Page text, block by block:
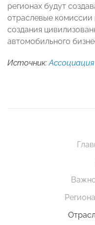
регионах будут
отраслевые
создания
автомобильного
Источник: